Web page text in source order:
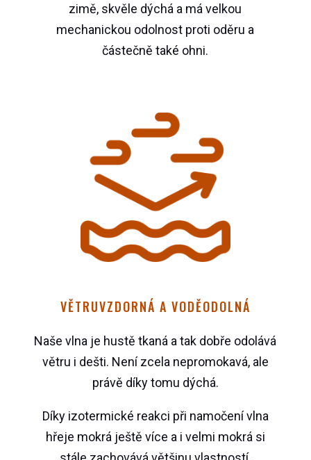
zimě, skvěle dýchá a má velkou
mechanickou odolnost proti oděru a
částečně také ohni.
VĚTRUVZDORNÁ A VODĚODOLNÁ
Naše vlna je hustě tkaná a tak dobře odolává
větru i dešti. Není zcela nepromokavá, ale
právě díky tomu dýchá.
Díky izotermické reakci při namočení vlna
hřeje mokrá ještě více a i velmi mokrá si